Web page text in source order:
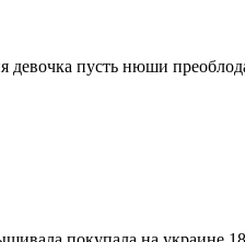
девочка пусть нюши